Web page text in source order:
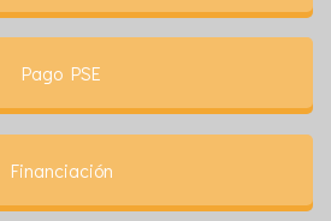
Pago PSE
Financiación